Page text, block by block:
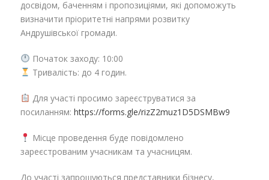
досвідом, баченням і пропозиціями, які допоможуть
визначити пріоритетні напрями розвитку
Андрушівської громади.
Початок заходу: 10:00
Тривалість: до 4 годин.
Для участі просимо зареєструватися за
посиланням: https://forms.gle/rizZ2muz1D5DSMBw9
Місце проведення буде повідомлено
зареєстрованим учасникам та учасницям.
До участі запрошуються представники бізнесу,